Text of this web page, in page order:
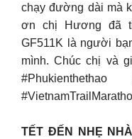
chạy đường dài mà
ơn chị Hương đã
GF511K là người
mình. Chúc chị và
#Phukienthethao
TẾT ĐẾN NHẸ